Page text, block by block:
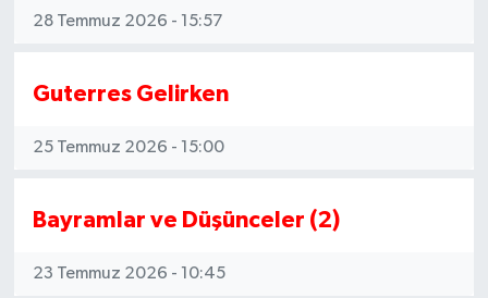
28 Temmuz 2026 - 15:57
Guterres Gelirken
25 Temmuz 2026 - 15:00
Bayramlar ve Düşünceler (2)
23 Temmuz 2026 - 10:45